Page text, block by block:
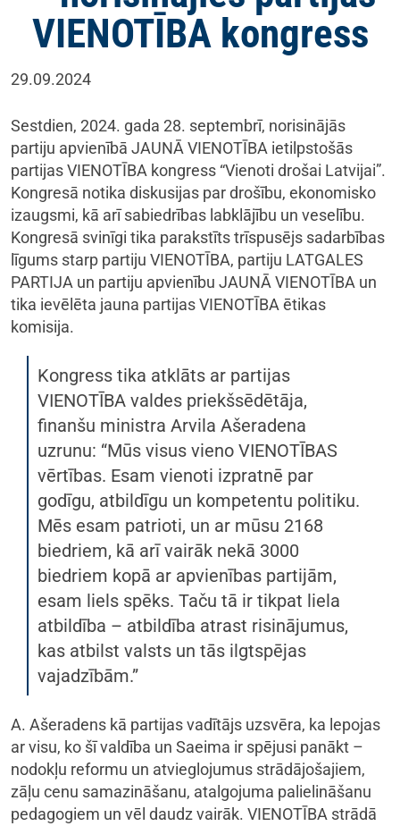
VIENOTĪBA kongress
29.09.2024
Sestdien, 2024. gada 28. septembrī, norisinājās
partiju apvienībā JAUNĀ VIENOTĪBA ietilpstošās
partijas VIENOTĪBA kongress “Vienoti drošai Latvijai”.
Kongresā notika diskusijas par drošību, ekonomisko
izaugsmi, kā arī sabiedrības labklājību un veselību.
Kongresā svinīgi tika parakstīts trīspusējs sadarbības
līgums starp partiju VIENOTĪBA, partiju LATGALES
PARTIJA un partiju apvienību JAUNĀ VIENOTĪBA un
tika ievēlēta jauna partijas VIENOTĪBA ētikas
komisija.
Kongress tika atklāts ar partijas
VIENOTĪBA valdes priekšsēdētāja,
finanšu ministra Arvila Ašeradena
uzrunu: “Mūs visus vieno VIENOTĪBAS
vērtības. Esam vienoti izpratnē par
godīgu, atbildīgu un kompetentu politiku.
Mēs esam patrioti, un ar mūsu 2168
biedriem, kā arī vairāk nekā 3000
biedriem kopā ar apvienības partijām,
esam liels spēks. Taču tā ir tikpat liela
atbildība – atbildība atrast risinājumus,
kas atbilst valsts un tās ilgtspējas
vajadzībām.”
A. Ašeradens kā partijas vadītājs uzsvēra, ka lepojas
ar visu, ko šī valdība un Saeima ir spējusi panākt –
nodokļu reformu un atvieglojumus strādājošajiem,
zāļu cenu samazināšanu, atalgojuma palielināšanu
pedagogiem un vēl daudz vairāk. VIENOTĪBA strādā